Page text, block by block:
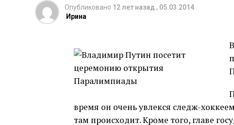
Опубликовано 12 лет назад , 05.03.2014
Ирина
время он очень увлекся следж-
там происходит. Кроме того, главе